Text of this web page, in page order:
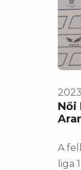
Női
​​​​​​​A
liga